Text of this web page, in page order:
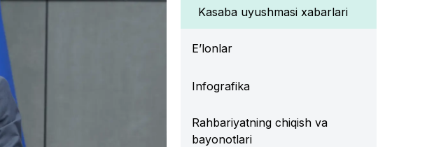
Kasaba uyushmasi xabarlari
E’lonlar
Infografika
Rahbariyatning chiqish va
bayonotlari